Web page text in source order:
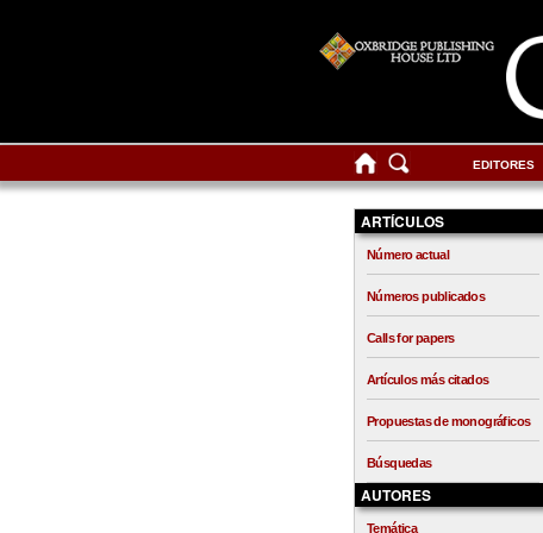
EDITORES
ARTÍCULOS
Número actual
Números publicados
Calls for papers
Artículos más citados
Propuestas de monográficos
Búsquedas
AUTORES
Temática